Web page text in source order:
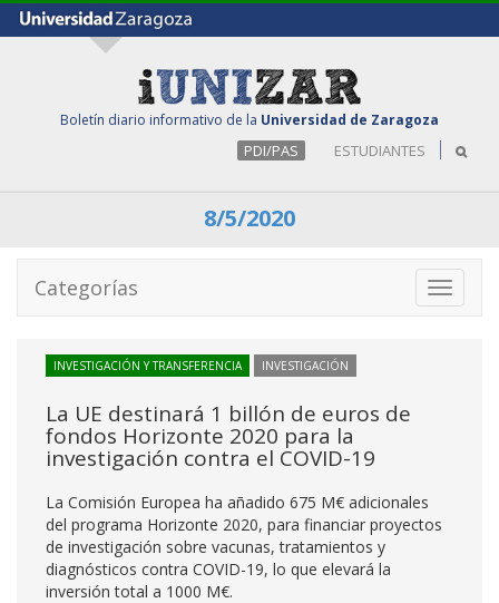
Boletín diario informativo de la Universidad de Zaragoza
PDI/PAS ESTUDIANTES
8/5/2020
Toggle
Categorías
INVESTIGACIÓN Y TRANSFERENCIA INVESTIGACIÓN
La UE destinará 1 billón de euros de
fondos Horizonte 2020 para la
investigación contra el COVID-19
La Comisión Europea ha añadido 675 M€ adicionales
del programa Horizonte 2020, para financiar proyectos
de investigación sobre vacunas, tratamientos y
diagnósticos contra COVID-19, lo que elevará la
inversión total a 1000 M€.